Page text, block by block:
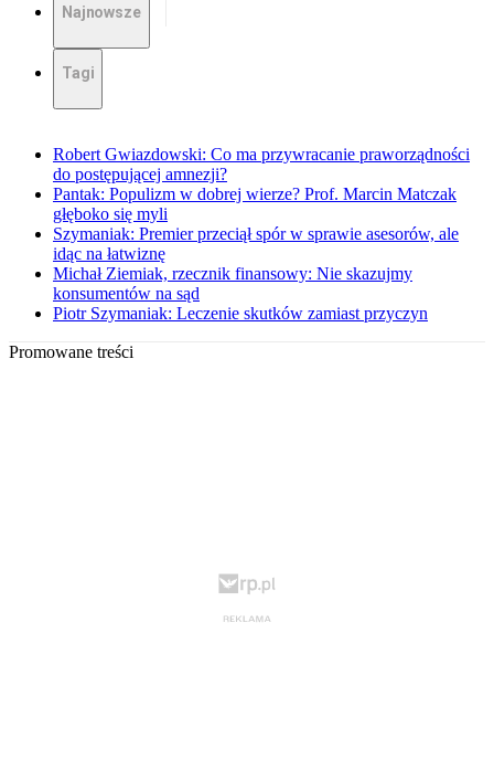
Najnowsze
Tagi
Robert Gwiazdowski: Co ma przywracanie praworządności
do postępującej amnezji?
Pantak: Populizm w dobrej wierze? Prof. Marcin Matczak
głęboko się myli
Szymaniak: Premier przeciął spór w sprawie asesorów, ale
idąc na łatwiznę
Michał Ziemiak, rzecznik finansowy: Nie skazujmy
konsumentów na sąd
Piotr Szymaniak: Leczenie skutków zamiast przyczyn
Promowane treści